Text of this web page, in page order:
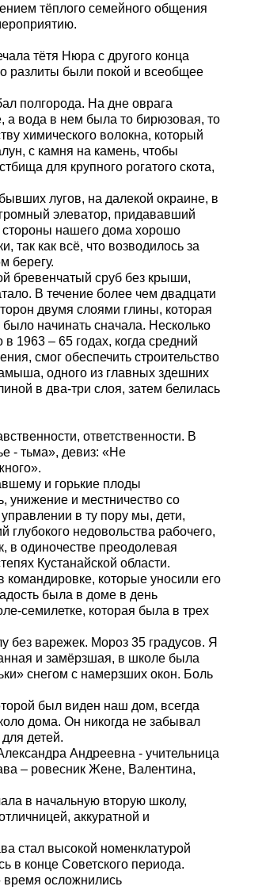
тёплого семейного общения
тётя Нюра с другого конца
разлиты были покой и всеобщее
полгорода. На дне оврага
а вода в нем была то бирюзовая, то
химического волокна, который
с камня на камень, чтобы
для крупного рогатого скота,
лугов, на далекой окраине, в
элеватор, придававший
нашего дома хорошо
так как всё, что возводилось за
берегу.
бревенчатый сруб без крыши,
В течение более чем двадцати
двумя слоями глины, которая
начинать сначала. Несколько
1963 – 65 годах, когда средний
смог обеспечить строительство
одного из главных здешних
в два-три слоя, затем белилась
ответственности. В
- тьма», девиз: «Не
и горькие плоды
унижение и местничество со
в ту пору мы, дети,
глубокого недовольства рабочего,
в одиночестве преодолевая
Кустанайской области.
командировке, которые уносили его
была в доме в день
семилетке, которая была в трех
без варежек. Мороз 35 градусов. Я
и замёрзшая, в школе была
снегом с намерзших окон. Боль
был виден наш дом, всегда
дома. Он никогда не забывал
детей.
Андреевна - учительница
– ровесник Жене, Валентина,
в начальную вторую школу,
аккуратной и
стал высокой номенклатурой
в конце Советского периода.
время осложнились